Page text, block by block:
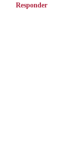
Responder